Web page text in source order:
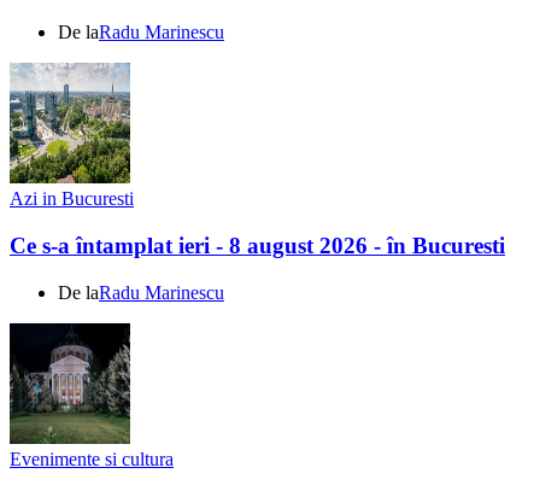
De laRadu Marinescu
Azi in Bucuresti
Ce s-a întamplat ieri - 8 august 2026 - în Bucuresti
De laRadu Marinescu
Evenimente si cultura